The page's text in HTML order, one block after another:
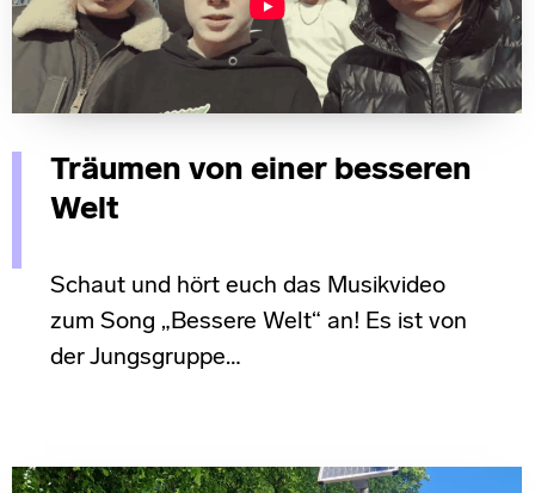
Träumen von einer besseren
Welt
Schaut und hört euch das Musikvideo
zum Song „Bessere Welt“ an! Es ist von
der Jungsgruppe…